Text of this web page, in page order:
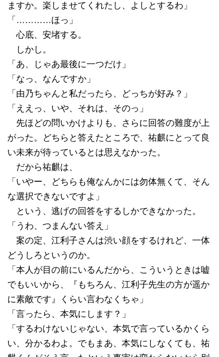
ますか。楽しませてくれたし、よしとするわ」
「…………ほっ」
心底、安堵する。
しかし。
「あ、じゃあ最後に一つだけ」
「なっ、なんですか」
「由乃ちゃんと私だったら、どっちが好み？」
「ええっ、いや、それは、そのっ」
先ほどの問いかけよりも、さらに回答の難度が上
がった。どちらと答えたところで、祐麒にとって良
い未来が待っているとは思えなかった。
だから祐麒は、
「いやー、どちらも俺なんかには勿体無くて、そん
な選択できないですよ」
という、逃げの回答をするしかできなかった。
「うわ、つまんない答え」
案の定、江利子さんは渋い顔をするけれど、一体
どうしろというのか。
「本人が目の前にいるんだから、こういうときは嘘
でもいいから、『もちろん、江利子先生の方が遥か
に素敵です』くらい言わなくちゃ」
「言ったら、本気にします？」
「するわけないじゃない、本気で言っているかくら
い、分かるわよ。でもまあ、本気にしなくても、祐